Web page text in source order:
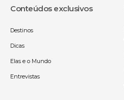
Conteúdos exclusivos
Destinos
Dicas
Elas e o Mundo
Entrevistas